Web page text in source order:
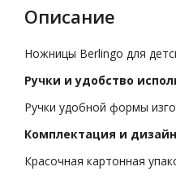
Описание
Ножницы Berlingo для
Ручки и удобство
Ручки удобной формы
Комплектация и дизайн
Красочная картонная